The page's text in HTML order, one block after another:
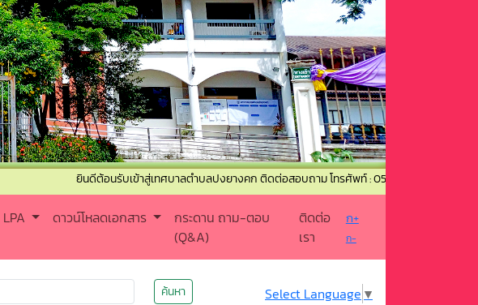
ยินดีต้อนรับเข้าสู่เทศบาลตำบลปงยางคก ติดต่อสอบถาม โทรศัพท์ : 054-367520 โทรสาร : 054-367011
LPA ดาวน์โหลดเอกสาร
กระดาน ถาม-ตอบ
(Q&A)
ติดต่อ
เรา
ก+
ก-
ค้นหา Select Language ▼